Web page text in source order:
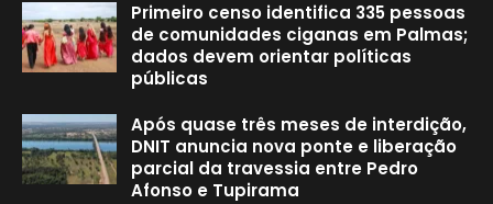
Primeiro censo identifica 335 pessoas
de comunidades ciganas em Palmas;
dados devem orientar políticas
públicas
Após quase três meses de interdição,
DNIT anuncia nova ponte e liberação
parcial da travessia entre Pedro
Afonso e Tupirama